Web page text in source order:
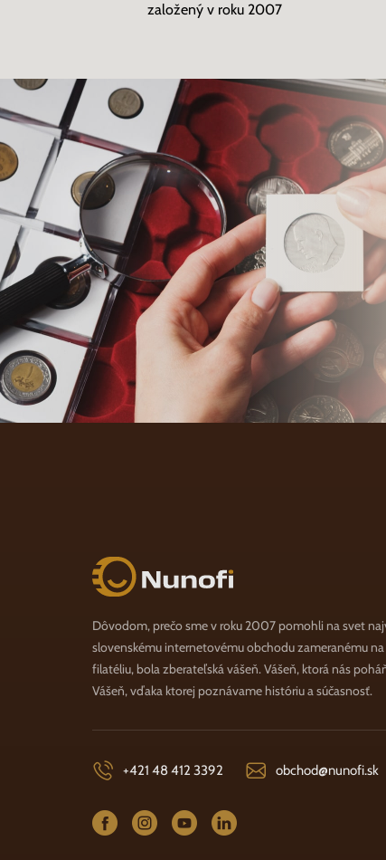
založený v roku 2007
Nunofi.sk
Dôvodom, prečo sme v roku 2007 pomohli na svet
slovenskému internetovému obchodu zameranému
filatéliu, bola zberateľská vášeň. Vášeň, ktorá nás
Vášeň, vďaka ktorej poznávame históriu a súčasnosť.
+421 48 412 3392 obchod@nunofi.sk